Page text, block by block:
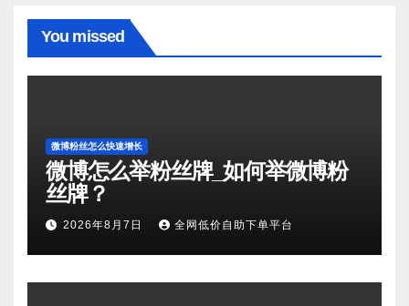
You missed
微博粉丝怎么快速增长
微博怎么举粉丝牌_如何举微博粉
丝牌？
2026年8月7日 全网低价自助下单平台